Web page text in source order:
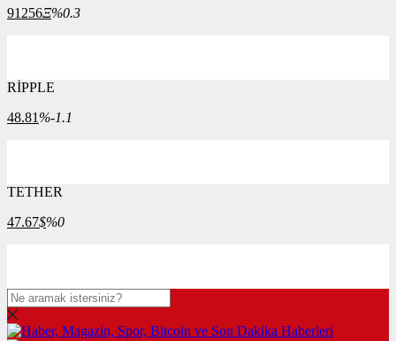
91256Ξ%0.3
RİPPLE
48.81 %-1.1
TETHER
47.67$%0